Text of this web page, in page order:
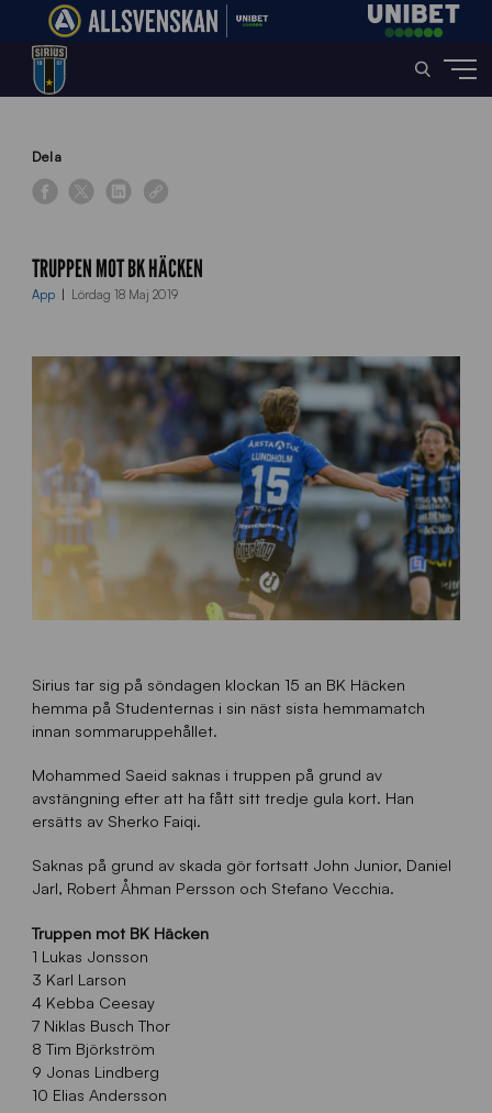
Home»
Dela
TRUPPEN MOT BK HÄCKEN
App Lördag 18 Maj 2019
Sirius tar sig på söndagen klockan 15 an BK Häcken
hemma på Studenternas i sin näst sista hemmamatch
innan sommaruppehållet.
Mohammed Saeid saknas i truppen på grund av
avstängning efter att ha fått sitt tredje gula kort. Han
ersätts av Sherko Faiqi.
Saknas på grund av skada gör fortsatt John Junior, Daniel
Jarl, Robert Åhman Persson och Stefano Vecchia.
Truppen mot BK Häcken
1 Lukas Jonsson
3 Karl Larson
4 Kebba Ceesay
7 Niklas Busch Thor
8 Tim Björkström
9 Jonas Lindberg
10 Elias Andersson